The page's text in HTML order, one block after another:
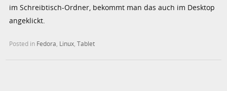
im Schreibtisch-Ordner, bekommt man das auch im Desktop
angeklickt.
Posted in Fedora Linux ,Tablet